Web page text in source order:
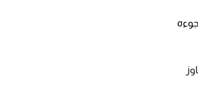
ألف جنيه، بعد لجوءه